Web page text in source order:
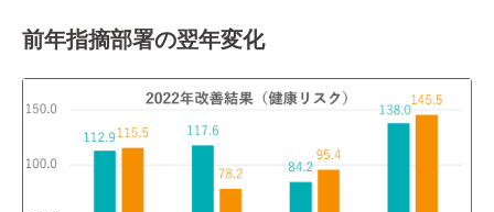
前年指摘部署の翌年変化